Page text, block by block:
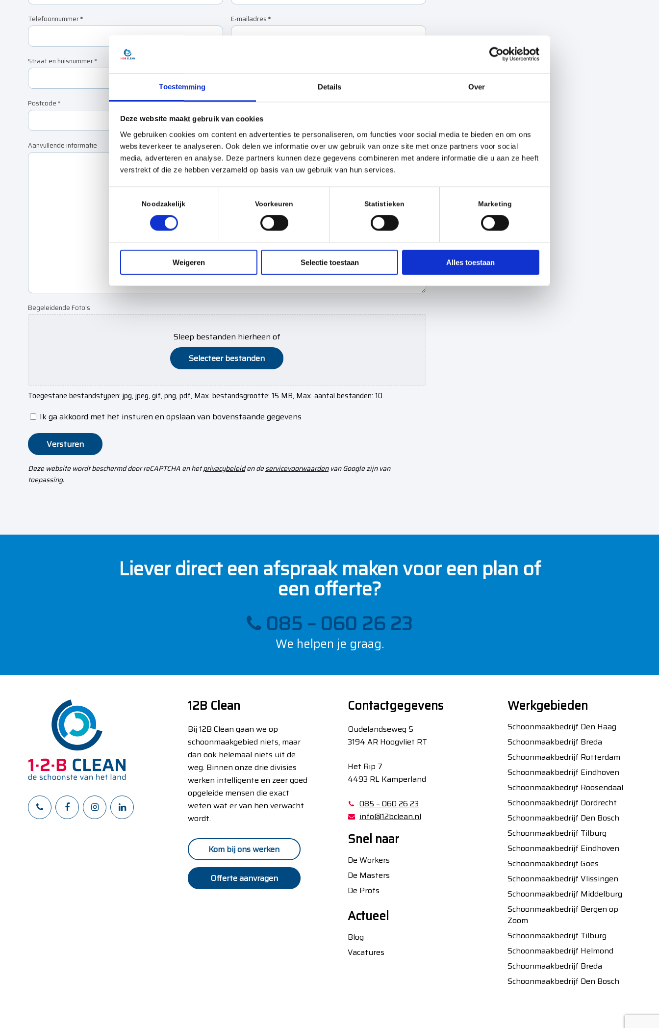
Toestemming Details Over
Deze website maakt gebruik van cookies
We gebruiken cookies om content en advertenties te personaliseren, om functies voor social media te bieden en om ons
websiteverkeer te analyseren. Ook delen we informatie over uw gebruik van onze site met onze partners voor social
media, adverteren en analyse. Deze partners kunnen deze gegevens combineren met andere informatie die u aan ze heeft
verstrekt of die ze hebben verzameld op basis van uw gebruik van hun services.
i
t
e
Noodzakelijk Voorkeuren Statistieken Marketing
Weigeren Selectie toestaan Alles toestaan
Telefoonnummer* E-mailadres*
Straat en huisnummer*
Postcode* Plaats*
Aanvullende informatie
Begeleidende Foto's
Sleep bestanden hierheen of
Selecteer bestanden
Toegestane bestandstypen: jpg, jpeg, gif, png, pdf, Max. bestandsgrootte: 15 MB, Max. aantal bestanden: 10.
Privacyverklaring*
Ik ga akkoord met het insturen en opslaan van bovenstaande gegevens
Versturen
Deze website wordt beschermd door reCAPTCHA en hetprivacybeleiden deservicevoorwaardenvan Google zijn van
toepassing.
Liever direct een afspraak maken voor een plan of
een offerte?
085 – 060 26 23
We helpen je graag.
12B Clean
Bij 12B Clean gaan we op
schoonmaakgebied niets, maar
dan ook helemaal niets uit de
weg. Binnen onze drie divisies
werken intelligente en zeer goed
opgeleide mensen die exact
weten wat er van hen verwacht
wordt.
Kom bij ons werken
Offerte aanvragen
Contactgegevens
Oudelandseweg 5
3194 AR Hoogvliet RT
Het Rip 7
4493 RL Kamperland
085 – 060 26 23
info@12bclean.nl
Snel naar
De Workers
De Masters
De Profs
Actueel
Blog
Vacatures
Werkgebieden
Schoonmaakbedrijf Den Haag
Schoonmaakbedrijf Breda
Schoonmaakbedrijf Rotterdam
Schoonmaakbedrijf Eindhoven
Schoonmaakbedrijf Roosendaal
Schoonmaakbedrijf Dordrecht
Schoonmaakbedrijf Den Bosch
Schoonmaakbedrijf Tilburg
Schoonmaakbedrijf Eindhoven
Schoonmaakbedrijf Goes
Schoonmaakbedrijf Vlissingen
Schoonmaakbedrijf Middelburg
Schoonmaakbedrijf Bergen op
Zoom
Schoonmaakbedrijf Tilburg
Schoonmaakbedrijf Helmond
Schoonmaakbedrijf Breda
Schoonmaakbedrijf Den Bosch